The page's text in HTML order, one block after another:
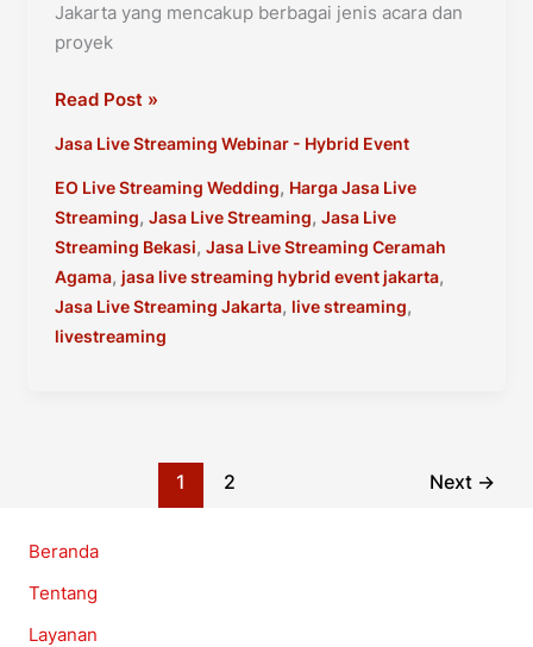
Jakarta yang mencakup berbagai jenis acara dan
proyek
Portofolio
Live
Streaming
Jakarta
Read Post »
Jasa Live Streaming Webinar - Hybrid Event
EO Live Streaming Wedding, Harga Jasa Live
Streaming, Jasa Live Streaming, Jasa Live
Streaming Bekasi, Jasa Live Streaming Ceramah
Agama, jasa live streaming hybrid event jakarta,
Jasa Live Streaming Jakarta, live streaming,
livestreaming
1 2 Next →
Beranda
Tentang
Layanan